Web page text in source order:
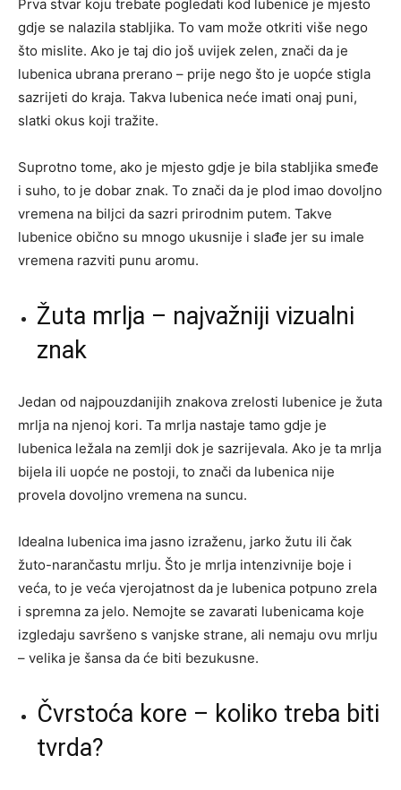
Prva stvar koju trebate pogledati kod lubenice je mjesto
gdje se nalazila stabljika. To vam može otkriti više nego
što mislite. Ako je taj dio još uvijek zelen, znači da je
lubenica ubrana prerano – prije nego što je uopće stigla
sazrijeti do kraja. Takva lubenica neće imati onaj puni,
slatki okus koji tražite.
Suprotno tome, ako je mjesto gdje je bila stabljika smeđe
i suho, to je dobar znak. To znači da je plod imao dovoljno
vremena na biljci da sazri prirodnim putem. Takve
lubenice obično su mnogo ukusnije i slađe jer su imale
vremena razviti punu aromu.
Žuta mrlja – najvažniji vizualni
znak
Jedan od najpouzdanijih znakova zrelosti lubenice je žuta
mrlja na njenoj kori. Ta mrlja nastaje tamo gdje je
lubenica ležala na zemlji dok je sazrijevala. Ako je ta mrlja
bijela ili uopće ne postoji, to znači da lubenica nije
provela dovoljno vremena na suncu.
Idealna lubenica ima jasno izraženu, jarko žutu ili čak
žuto-narančastu mrlju. Što je mrlja intenzivnije boje i
veća, to je veća vjerojatnost da je lubenica potpuno zrela
i spremna za jelo. Nemojte se zavarati lubenicama koje
izgledaju savršeno s vanjske strane, ali nemaju ovu mrlju
– velika je šansa da će biti bezukusne.
Čvrstoća kore – koliko treba biti
tvrda?